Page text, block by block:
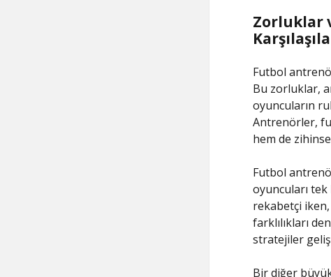
Zorluklar
Futbol
Bu zorluklar,
oyuncuların
Antrenörler,
hem de
Futbol
oyuncuları tek
rekabetçi
farklılıkları
stratejiler
Bir diğer